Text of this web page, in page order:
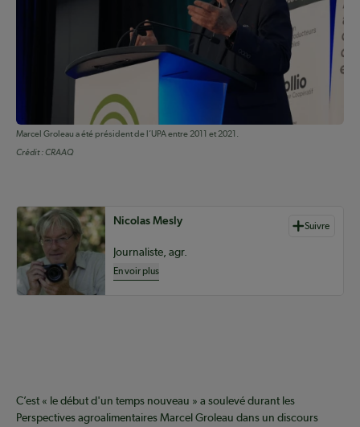
Marcel Groleau a été président de l’UPA entre 2011 et 2021.
Crédit : CRAAQ
Auteurs de contenu
Nicolas Mesly Suivre
Journaliste, agr.
En voir plus
C’est « le début d'un temps nouveau » a soulevé durant les
Perspectives agroalimentaires Marcel Groleau dans un discours